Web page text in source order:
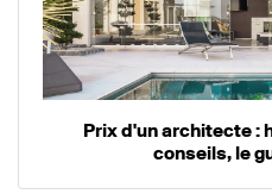
Prix d'un architecte :
conseils, le